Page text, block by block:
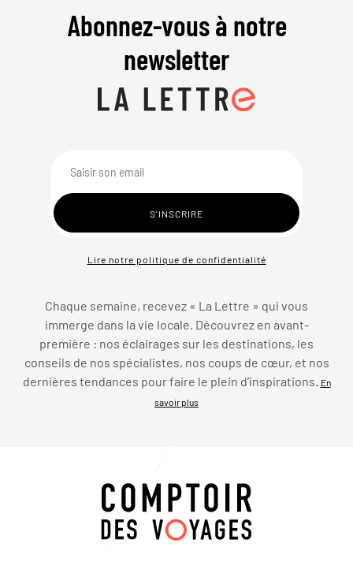
Abonnez-vous à notre
newsletter
Lire notre politique de confidentialité
Chaque semaine, recevez « La Lettre » qui vous
immerge dans la vie locale. Découvrez en avant-
première : nos éclairages sur les destinations, les
conseils de nos spécialistes, nos coups de cœur, et nos
dernières tendances pour faire le plein d’inspirations. En
savoir plus